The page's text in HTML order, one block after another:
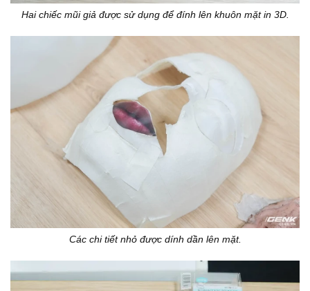
Hai chiếc mũi giả được sử dụng để đính lên khuôn mặt in 3D.
Các chi tiết nhỏ được dính dần lên mặt.